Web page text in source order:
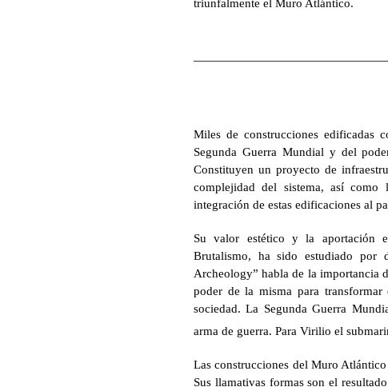
triunfalmente el Muro Atlántico.
Miles de construcciones edificadas
Segunda Guerra Mundial y del
Constituyen un proyecto de
complejidad del sistema, así
integración de estas edificaciones al
Su valor estético y la aportación
Brutalismo, ha sido estudiado por
Archeology” habla de la importancia
poder de la misma para
sociedad. La Segunda Guerra
arma de guerra. Para Virilio el
Las construcciones del Muro
Sus llamativas formas son el